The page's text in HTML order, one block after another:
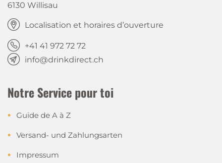
6130 Willisau
Localisation et horaires d’ouverture
+41 41 972 72 72
info@drinkdirect.ch
Notre Service pour toi
Guide de A à Z
Versand- und Zahlungsarten
Impressum